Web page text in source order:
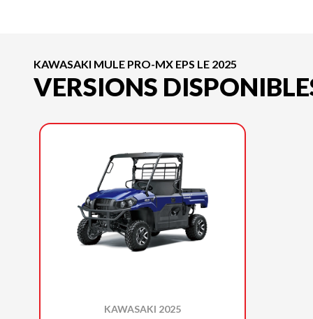
KAWASAKI MULE PRO-MX EPS LE 2025
VERSIONS
KAWASAKI 2025